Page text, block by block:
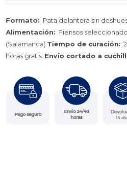
Formato: Pata delantera sin
Alimentación: Piensos
(Salamanca) Tiempo de curación:
horas gratis. Envío cortado a